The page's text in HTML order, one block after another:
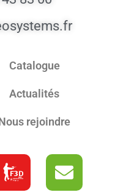
Catalogue
Actualités
rejoindre